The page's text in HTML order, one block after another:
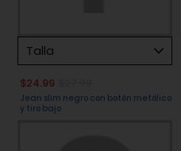
Talla
$24.99
Jean slim negro con botón metálico
y tiro bajo